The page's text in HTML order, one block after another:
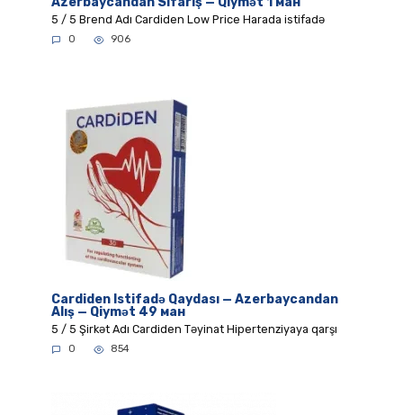
5 / 5 Brend Adı Cardiden Low Price Harada istifadə
0 906
Cardiden Istifadə Qaydası — Azerbaycandan
Alış — Qiymət 49 ман
5 / 5 Şirkət Adı Cardiden Təyinat Hipertenziyaya qarşı
0 854